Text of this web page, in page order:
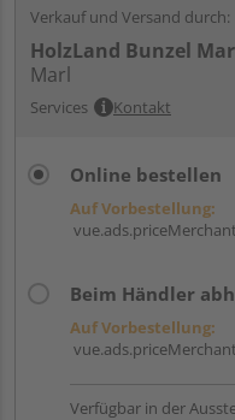
Verkauf und Versand durch:
HolzLand Bunzel
Marl
Services Kontakt
Online bestellen
Auf Vorbestellung:
Beim Händler
Auf Vorbestellung:
Verfügbar in der